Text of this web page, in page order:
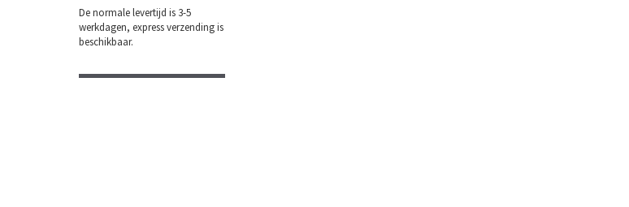
De normale levertijd is 3-5
werkdagen, express verzending is
beschikbaar.